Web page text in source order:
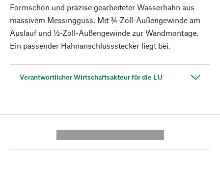
Formschön und präzise gearbeiteter Wasserhahn aus
massivem Messingguss. Mit ¾-Zoll-Außengewinde am
Auslauf und ½-Zoll-Außengewinde zur Wandmontage.
Ein passender Hahnanschlussstecker liegt bei.
Verantwortlicher Wirtschaftsakteur für die EU